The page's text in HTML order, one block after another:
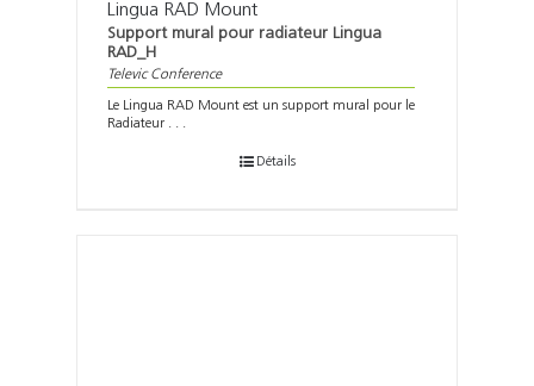
Lingua RAD Mount
Support mural pour radiateur Lingua
RAD_H
Televic Conference
Le Lingua RAD Mount est un support mural pour le
Radiateur . . .
Détails